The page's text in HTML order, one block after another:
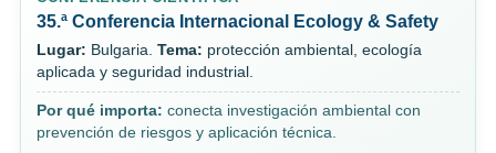
35.ª Conferencia Internacional Ecology & Safety
Lugar: Bulgaria. Tema: protección ambiental, ecología
aplicada y seguridad industrial.
Por qué importa: conecta investigación ambiental con
prevención de riesgos y aplicación técnica.